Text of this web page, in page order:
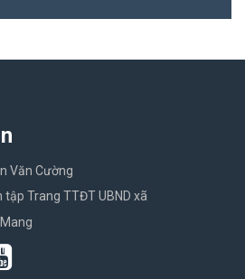
Văn Cường
tập Trang TTĐT UBND xã